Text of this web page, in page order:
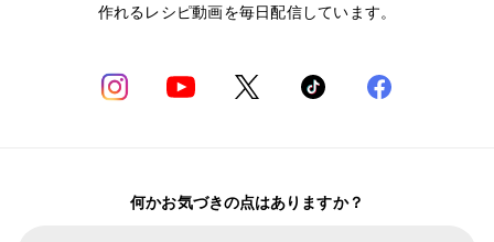
作れるレシピ動画を毎日配信しています。
何かお気づきの点はありますか？